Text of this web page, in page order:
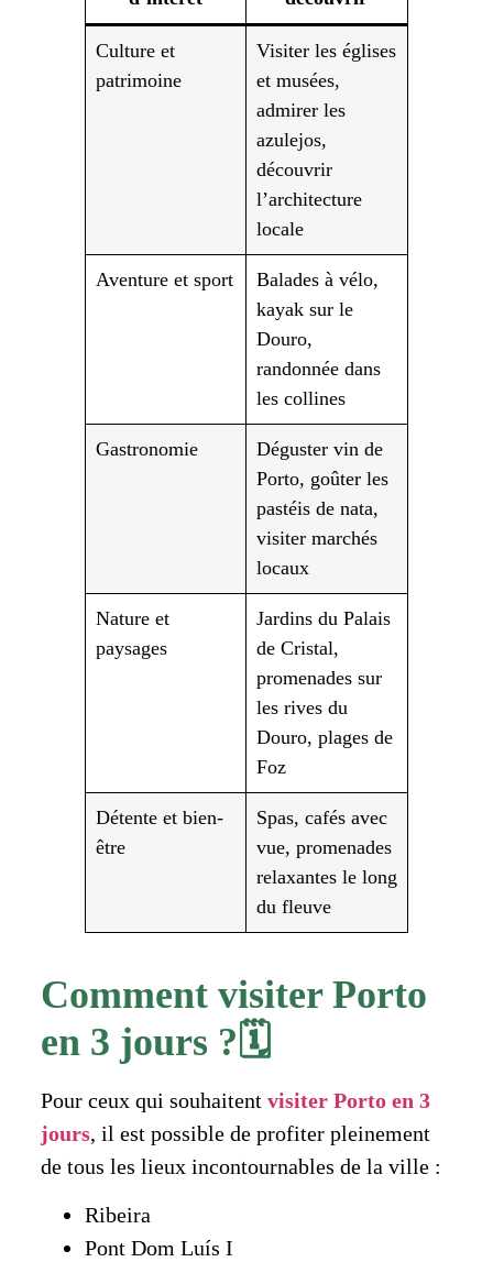
Culture et
patrimoine
Visiter les églises
et musées,
admirer les
azulejos,
découvrir
l’architecture
locale
Aventure et sport
Balades à vélo,
kayak sur le
Douro,
randonnée dans
les collines
Gastronomie
Déguster vin de
Porto, goûter les
pastéis de nata,
visiter marchés
locaux
Nature et
paysages
Jardins du Palais
de Cristal,
promenades sur
les rives du
Douro, plages de
Foz
Détente et bien-
être
Spas, cafés avec
vue, promenades
relaxantes le long
du fleuve
Comment visiter Porto
en 3 jours ?🗓️
Pour ceux qui souhaitent visiter Porto en 3
jours, il est possible de profiter pleinement
de tous les lieux incontournables de la ville :
Ribeira
Pont Dom Luís I